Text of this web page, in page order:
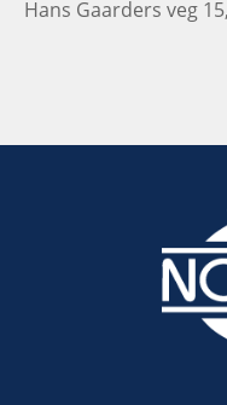
Hans Gaarders veg